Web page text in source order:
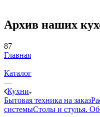
Архив наших
87
Главная
—
Каталог
—
Кухни
Бытовая техника на заказ
системыСтолы и стулья.